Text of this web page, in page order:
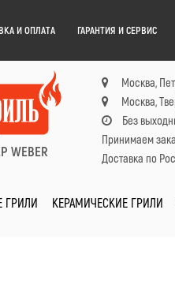
И ОПЛАТА ГАРАНТИЯ И СЕРВИС
Москва,
Москва,
Без
Принимаем
Доставка по
ГРИЛИ КЕРАМИЧЕСКИЕ ГРИЛИ